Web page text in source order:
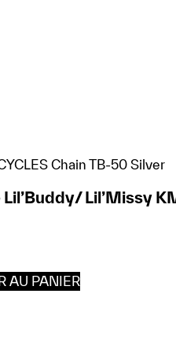
Lil’Missy
AU PANIER